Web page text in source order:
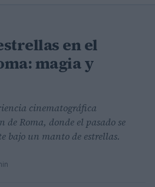
en el
magia y
cinematográfica
Roma, donde el pasado se
bajo un manto de estrellas.